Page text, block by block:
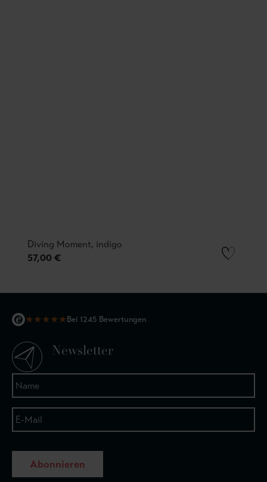
Diving Moment, indigo
57,00 €
★★★★★Bei 1245 Bewertungen
Newsletter
Abonnieren